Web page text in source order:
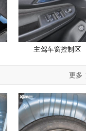
主驾车窗控制区
更多